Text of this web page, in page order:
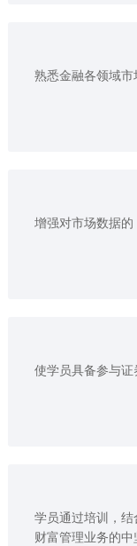
熟悉金融各领域
增强对市场数据
使学员具备参与
学员通过培训，
财富管理业务的中